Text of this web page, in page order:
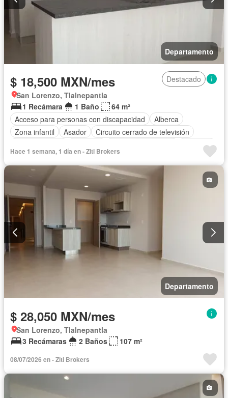
Departamento
$ 18,500 MXN/mes
Destacado
San Lorenzo, Tlalnepantla
1 Recámara
1 Baño
64 m²
Acceso para personas con discapacidad
Alberca
Zona infantil
Asador
Circuito cerrado de televisión
Elevador
Estacionamiento
Gas natural
Sala polivalente
Seguridad
Hace 1 semana, 1 día en - Ziti Brokers
Departamento
$ 28,050 MXN/mes
San Lorenzo, Tlalnepantla
3 Recámaras
2 Baños 107 m²
08/07/2026 en - Ziti Brokers